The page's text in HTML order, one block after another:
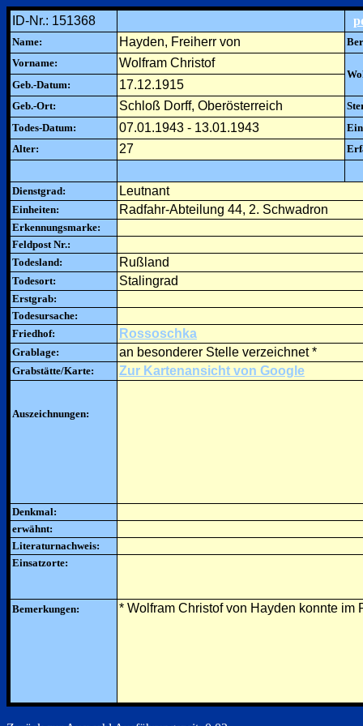
ID-Nr.: 151368
Name: Hayden, Freiherr von
Vorname:
Wolfram Christof
Geb.-Datum:
17.12.1915
Geb.-Ort: Schloß Dorff, Oberösterreich
Todes-Datum:
07.01.1943 - 13.01.1943
Alter:
27
Dienstgrad: Leutnant
Einheiten: Radfahr-Abteilung 44, 2. Schwadron
Erkennungsmarke:
Feldpost Nr.:
Todesland:
Rußland
Todesort: Stalingrad
Erstgrab:
Todesursache:
Friedhof:
Rossoschka
Grablage: an besonderer Stelle verzeichnet *
Grabstätte/Karte: Zur Kartenansicht von Google
Auszeichnungen:
Denkmal:
erwähnt:
Literaturnachweis:
Einsatzorte:
Bemerkungen: * Wolfram Christof von Hayden konnte